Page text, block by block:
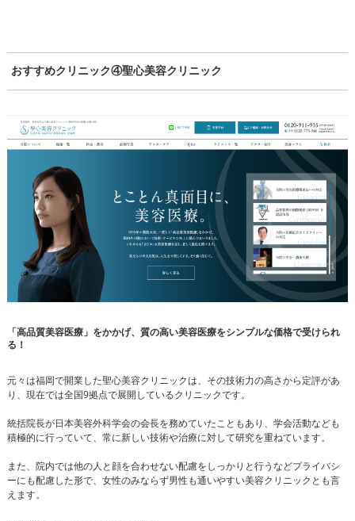
おすすめクリニック④聖心美容クリニック
「高品質美容医療」をかかげ、質の高い美容医療をシンプルな価格で受けられ
る！
元々は福岡で開業した聖心美容クリニックは、その技術力の高さから定評があ
り、現在では全国9拠点で展開しているクリニックです。
統括院長が日本美容外科学会の会長を務めていたこともあり、学会活動なども
積極的に行っていて、常に新しい技術や治療に対して研究を重ねています。
また、院内では他の人と顔を合わせない配慮をしっかりと行うなどプライバシ
ーにも配慮した形で、女性のみならず男性も通いやすい美容クリニックとも言
えます。